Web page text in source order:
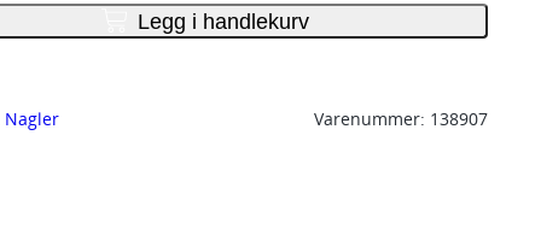
Legg i handlekurv
Nagler Varenummer: 138907